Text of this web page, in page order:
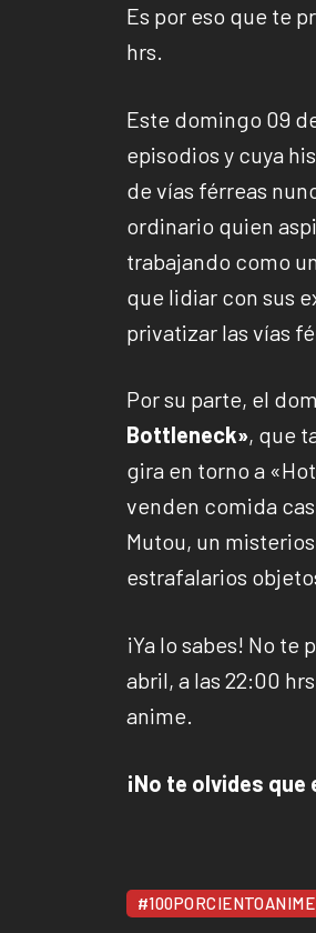
Es por eso que te
hrs.
Este domingo 09
episodios y cuya
de vías férreas
ordinario quien
trabajando como
que lidiar con sus
privatizar las vías
Por su parte, el
Bottleneck», que
gira en torno a
venden comida
Mutou, un
estrafalarios
¡Ya lo sabes! No
abril, a las 22:00
anime.
¡No te olvides que
#100PORCIENTOANIME